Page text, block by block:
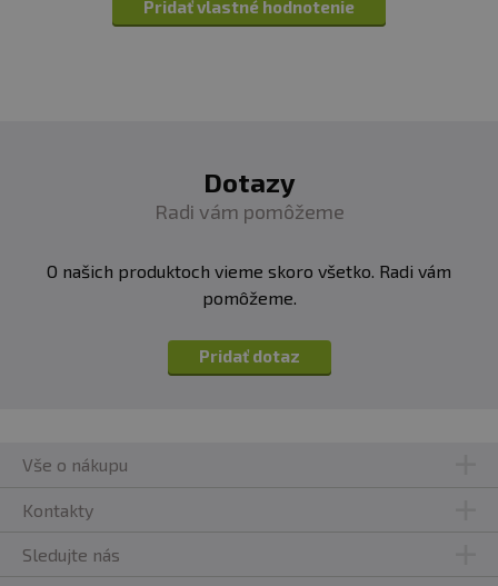
Pridať vlastné hodnotenie
Dotazy
Radi vám pomôžeme
O našich produktoch vieme skoro všetko. Radi vám
pomôžeme.
Pridať dotaz
Vše o nákupu
Kontakty
Sledujte nás